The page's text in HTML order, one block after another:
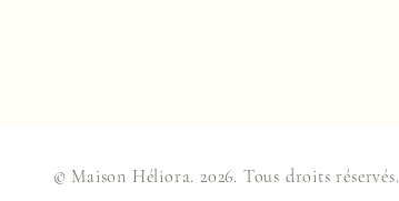
© Maison Héliora. 2026. Tous droits réservés.